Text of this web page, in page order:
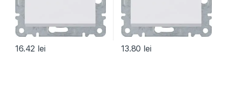
16.42 lei 13.80 lei